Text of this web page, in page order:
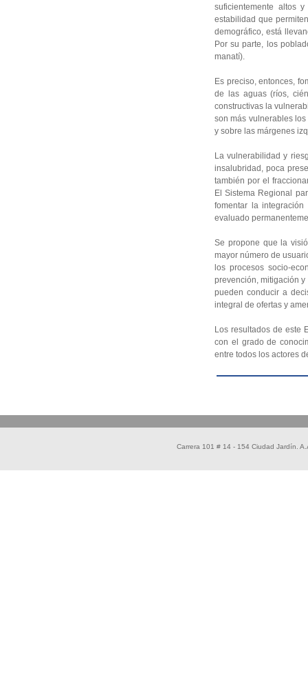
suficientemente altos
estabilidad que
demográfico, está
Por su parte, los
manatí).
Es preciso, entonces,
de las aguas (ríos,
constructivas la
son más vulnerables
y sobre las márgenes
La vulnerabilidad y
insalubridad, poca
también por el
El Sistema Regional
fomentar la
evaluado
Se propone que la
mayor número de
los procesos socio-
prevención, mitigación
pueden conducir a
integral de ofertas y
Los resultados de este
con el grado de
entre todos los actores
Carrera 101 # 14 - 154 Ciudad Jardín.